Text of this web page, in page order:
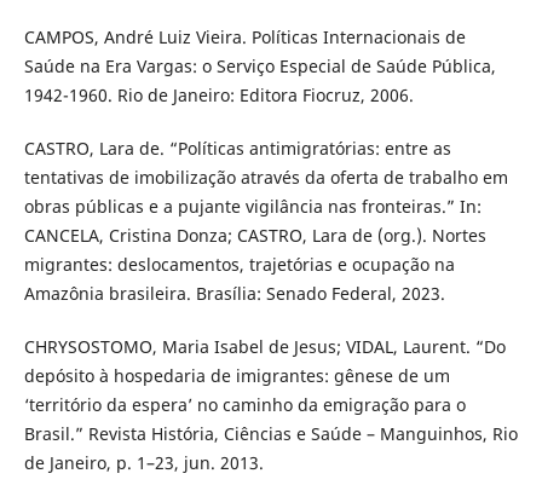
CAMPOS, André Luiz Vieira. Políticas Internacionais de
Saúde na Era Vargas: o Serviço Especial de Saúde Pública,
1942-1960. Rio de Janeiro: Editora Fiocruz, 2006.
CASTRO, Lara de. “Políticas antimigratórias: entre as
tentativas de imobilização através da oferta de trabalho em
obras públicas e a pujante vigilância nas fronteiras.” In:
CANCELA, Cristina Donza; CASTRO, Lara de (org.). Nortes
migrantes: deslocamentos, trajetórias e ocupação na
Amazônia brasileira. Brasília: Senado Federal, 2023.
CHRYSOSTOMO, Maria Isabel de Jesus; VIDAL, Laurent. “Do
depósito à hospedaria de imigrantes: gênese de um
‘território da espera’ no caminho da emigração para o
Brasil.” Revista História, Ciências e Saúde – Manguinhos, Rio
de Janeiro, p. 1–23, jun. 2013.